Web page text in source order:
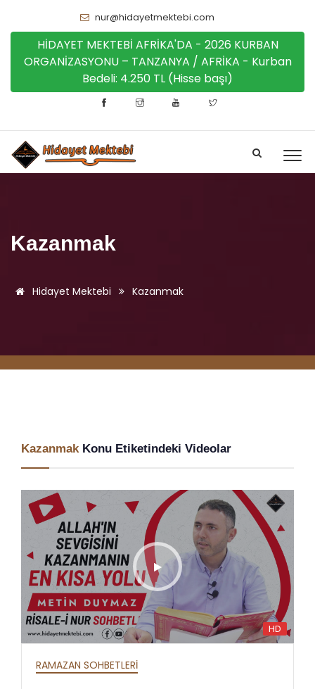
nur@hidayetmektebi.com
HİDAYET MEKTEBİ AFRİKA'DA - 2026 KURBAN
ORGANİZASYONU – TANZANYA / AFRİKA - Kurban
Bedeli: 4.250 TL (Hisse başı)
Kazanmak
Hidayet Mektebi Kazanmak
KazanmakKonu Etiketindeki Videolar
HD
RAMAZAN SOHBETLERİ